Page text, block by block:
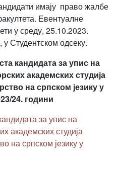
имају право жалбе
Евентуалне
у среду, 25.10.2023.
Студентском одсеку.
кандидата за упис на
академских студија
на српском језику у
24. години
за упис на
академских студија
на српском језику у